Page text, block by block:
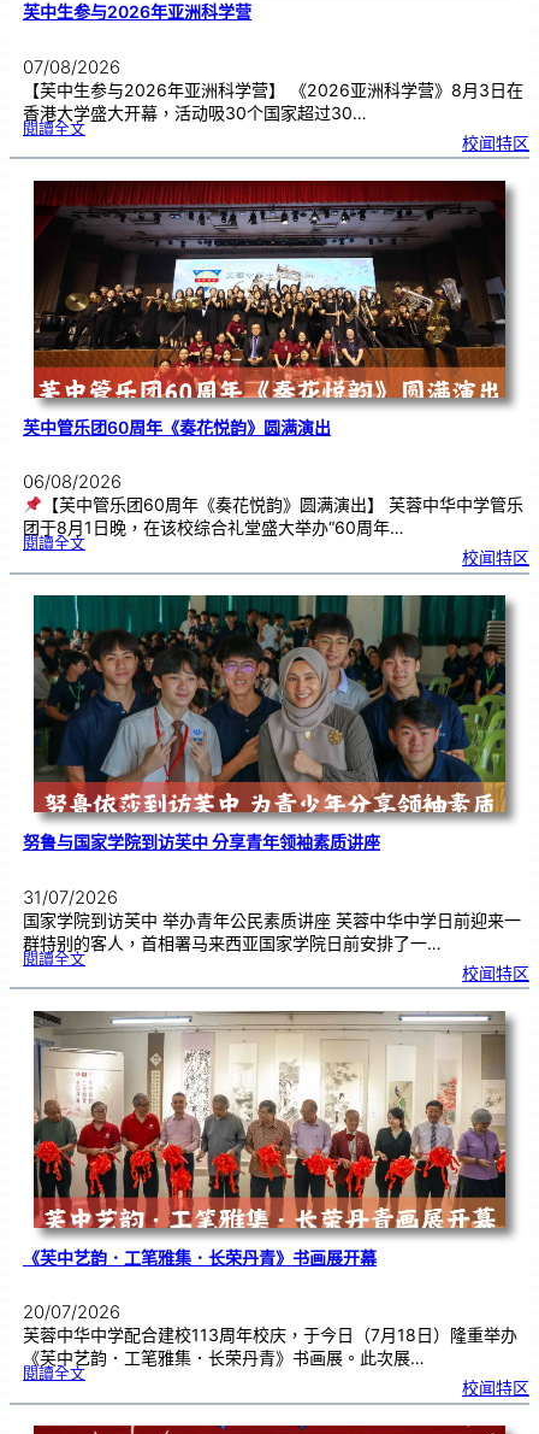
芙中生参与2026年亚洲科学营
07/08/2026
【芙中生参与2026年亚洲科学营】 《2026亚洲科学营》8月3日在
香港大学盛大开幕，活动吸30个国家超过30…
閱讀全文:芙
参
2
0
2
6
年
亚
洲科
校闻特区
芙中管乐团60周年《奏花悦韵》圆满演出
06/08/2026
【芙中管乐团60周年《奏花悦韵》圆满演出】 芙蓉中华中学管乐
团于8月1日晚，在该校综合礼堂盛大举办“60周年…
閱讀全文:芙
乐
6
0
《
奏
花
悦
韵
》
圆
满
演
出
校闻特区
努鲁与国家学院到访芙中 分享青年领袖素质讲座
31/07/2026
国家学院到访芙中 举办青年公民素质讲座 芙蓉中华中学日前迎来一
群特别的客人，首相署马来西亚国家学院日前安排了一…
閱讀全文:努
国
学
院
到
访
中
分
享
青
年
领
袖
素
质
讲
座
校闻特区
《芙中艺韵．工笔雅集．长荣丹青》书画展开幕
20/07/2026
芙蓉中华中学配合建校113周年校庆，于今日（7月18日）隆重举办
《芙中艺韵．工笔雅集．长荣丹青》书画展。此次展…
閱讀全文:《
艺
．
校闻特区